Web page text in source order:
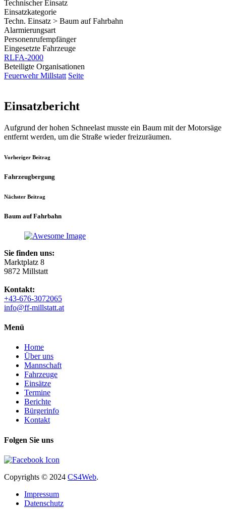
Technischer Einsatz
Einsatzkategorie
Techn. Einsatz > Baum auf Fahrbahn
Alarmierungsart
Personenrufempfänger
Eingesetzte Fahrzeuge
RLFA-2000
Beteiligte Organisationen
Feuerwehr Millstatt Seite
Einsatzbericht
Aufgrund der hohen Schneelast musste ein Baum mit der Motorsäge
entfernt werden, um die Straße wieder freizuräumen.
Vorheriger Beitrag
Fahrzeugbergung
Nächster Beitrag
Baum auf Fahrbahn
Sie finden uns:
Marktplatz 8
9872 Millstatt
Kontakt:
+43-676-3072065
info@ff-millstatt.at
Menü
Home
Über uns
Mannschaft
Fahrzeuge
Einsätze
Termine
Berichte
Bürgerinfo
Kontakt
Folgen Sie uns
Copyrights © 2024 CS4Web.
Impressum
Datenschutz